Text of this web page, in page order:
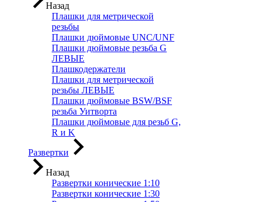
Назад
Плашки для метрической
резьбы
Плашки дюймовые UNC/UNF
Плашки дюймовые резьба G
ЛЕВЫЕ
Плашкодержатели
Плашки для метрической
резьбы ЛЕВЫЕ
Плашки дюймовые BSW/BSF
резьба Уитворта
Плашки дюймовые для резьб G,
R и K
Развертки
Назад
Развертки конические 1:10
Развертки конические 1:30